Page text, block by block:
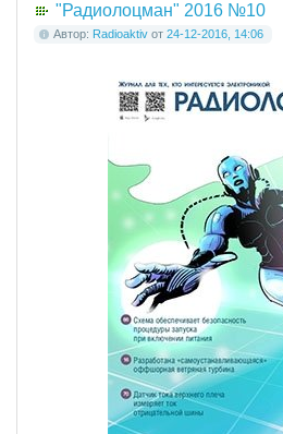
"Радиолоцман" 2016 №10
Автор: Radioaktiv от 24-12-2016, 14:06